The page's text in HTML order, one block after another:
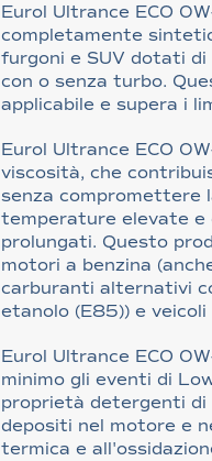
Eurol Ultrance ECO
completamente
furgoni e SUV dotati
con o senza turbo.
applicabile e supera i
Eurol Ultrance ECO
viscosità, che
senza compromettere
temperature elevate e
prolungati. Questo
motori a benzina
carburanti alternativi
etanolo (E85)) e veicoli
Eurol Ultrance ECO
minimo gli eventi di
proprietà detergenti di
depositi nel motore e
termica e